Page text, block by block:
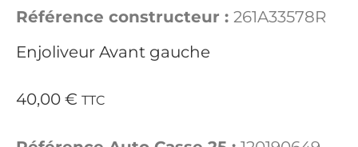
Référence constructeur : 261A33578R
Enjoliveur Avant gauche
40,00 € TTC